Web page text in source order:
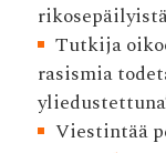
Tutkija
rasismia
Viestintää